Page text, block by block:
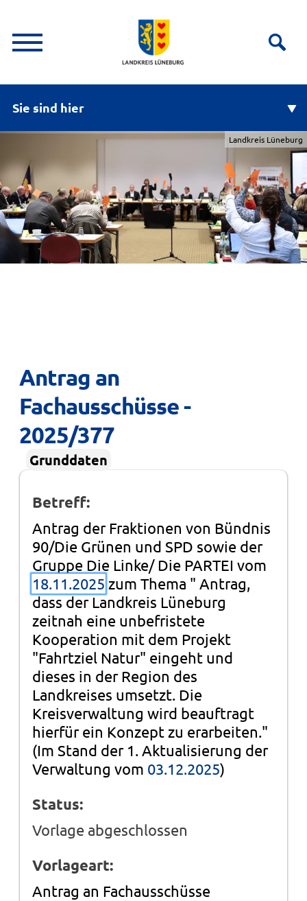
Sie sind hier
Landkreis Lüneburg
Antrag an
Fachausschüsse -
2025/377
Grunddaten
Betreff:
Antrag der Fraktionen von Bündnis
90/Die Grünen und SPD sowie der
Gruppe Die Linke/ Die PARTEI vom
18.11.2025 zum Thema " Antrag,
dass der Landkreis Lüneburg
zeitnah eine unbefristete
Kooperation mit dem Projekt
"Fahrtziel Natur" eingeht und
dieses in der Region des
Landkreises umsetzt. Die
Kreisverwaltung wird beauftragt
hierfür ein Konzept zu erarbeiten."
(Im Stand der 1. Aktualisierung der
Verwaltung vom 03.12.2025)
Status:
Vorlage abgeschlossen
Vorlageart:
Antrag an Fachausschüsse